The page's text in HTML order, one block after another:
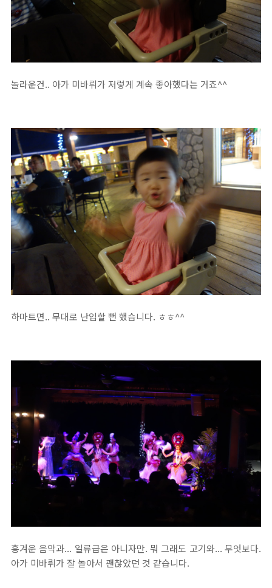
놀라운건.. 아가 미바뤼가 저렇게 계속 좋아했다는 거죠^^
하마트면.. 무대로 난입할 뻔 했습니다. ㅎㅎ^^
흥겨운 음악과... 일류급은 아니자만. 뭐 그래도 고기와... 무엇보다.
아가 미바뤼가 잘 놀아서 괜찮았던 것 같습니다.